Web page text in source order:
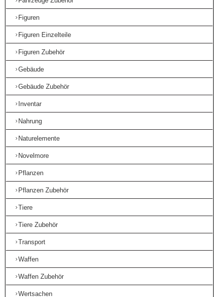
Figuren
Figuren Einzelteile
Figuren Zubehör
Gebäude
Gebäude Zubehör
Inventar
Nahrung
Naturelemente
Novelmore
Pflanzen
Pflanzen Zubehör
Tiere
Tiere Zubehör
Transport
Waffen
Waffen Zubehör
Wertsachen